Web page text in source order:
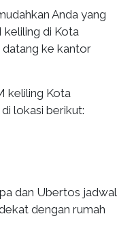
Anda yang
keliling di Kota
datang ke kantor
keliling Kota
lokasi berikut:
dan Ubertos jadwal
dengan rumah